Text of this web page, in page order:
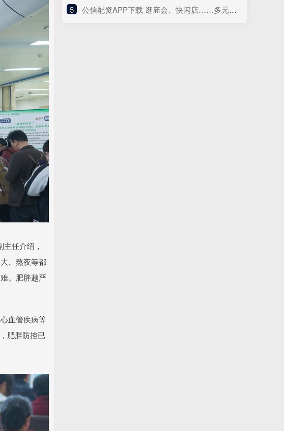
主任介绍，
、熬夜等都
。肥胖越严
血管疾病等
肥胖防控已
5 ​公信配资APP下载 逛庙会、快闪店……多元化场景激活春节消费力